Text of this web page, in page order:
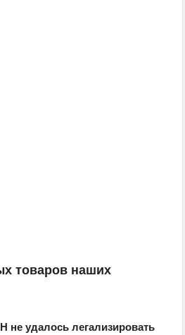
товаров наших
не удалось легализировать